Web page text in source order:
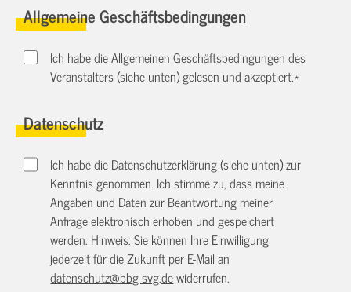
Allgemeine Geschäftsbedingungen
Ich habe die Allgemeinen Geschäftsbedingungen des
Veranstalters (siehe unten) gelesen und akzeptiert.*
Datenschutz
Ich habe die Datenschutzerklärung (siehe unten) zur
Kenntnis genommen. Ich stimme zu, dass meine
Angaben und Daten zur Beantwortung meiner
Anfrage elektronisch erhoben und gespeichert
werden. Hinweis: Sie können Ihre Einwilligung
jederzeit für die Zukunft per E-Mail an
datenschutz@bbg-svg.dewiderrufen.